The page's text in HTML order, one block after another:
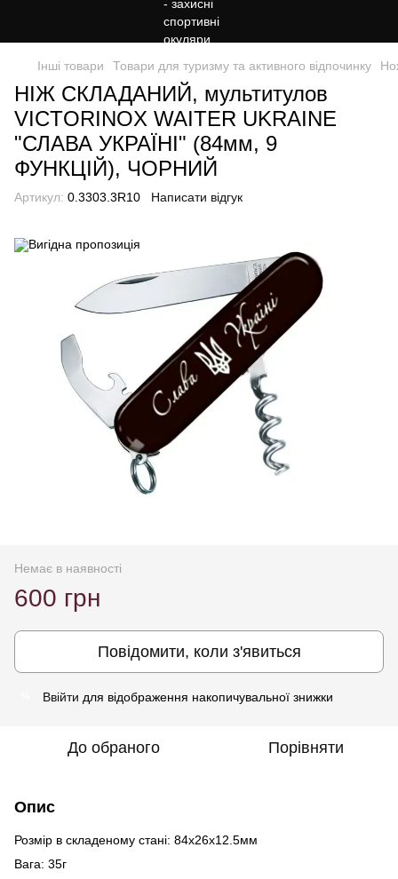
Інші товари Товари для туризму та активного відпочинку
НІЖ СКЛАДАНИЙ, мультитулов
VICTORINOX WAITER UKRAINE
"СЛАВА УКРАЇНІ" (84мм, 9
ФУНКЦІЙ), ЧОРНИЙ
Артикул: 0.3303.3R10 Написати відгук
Немає в наявності
600 грн
Повідомити, коли з'явиться
Ввійти для відображення накопичувальної знижки
До обраного Порівняти
Опис
Розмір в складеному стані: 84x26x12.5мм
Вага: 35г